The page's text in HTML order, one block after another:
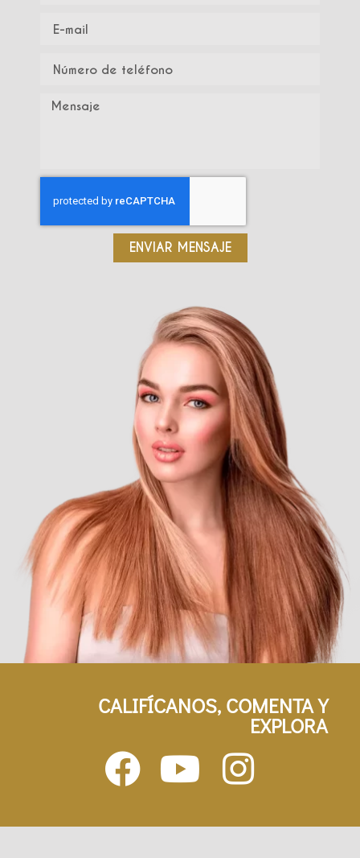
ENVIAR MENSAJE
CALIFÍCANOS, COMENTA Y
EXPLORA